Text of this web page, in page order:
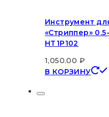
Инструмент
«Стриппер»
HT1P102
1,050.00 ₽
В КОРЗИНУ